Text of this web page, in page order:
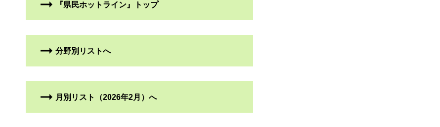
『県民ホットライン』トップ
分野別リストへ
月別リスト（2026年2月）へ